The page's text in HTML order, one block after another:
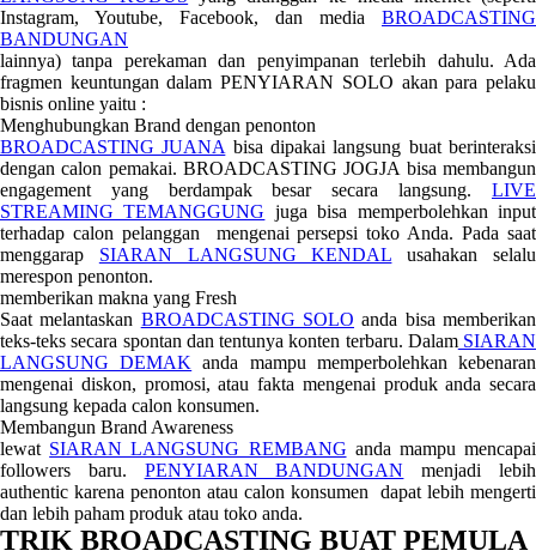
Instagram, Youtube, Facebook, dan media BROADCASTING
BANDUNGAN
lainnya) tanpa perekaman dan penyimpanan terlebih dahulu. Ada
fragmen keuntungan dalam PENYIARAN SOLO akan para pelaku
bisnis online yaitu :
Menghubungkan Brand dengan penonton
BROADCASTING JUANA bisa dipakai langsung buat berinteraksi
dengan calon pemakai. BROADCASTING JOGJA bisa membangun
engagement yang berdampak besar secara langsung. LIVE
STREAMING TEMANGGUNG juga bisa memperbolehkan input
terhadap calon pelanggan mengenai persepsi toko Anda. Pada saat
menggarap SIARAN LANGSUNG KENDAL usahakan selalu
merespon penonton.
memberikan makna yang Fresh
Saat melantaskan BROADCASTING SOLO anda bisa memberikan
teks-teks secara spontan dan tentunya konten terbaru. DalamSIARAN
LANGSUNG DEMAK anda mampu memperbolehkan kebenaran
mengenai diskon, promosi, atau fakta mengenai produk anda secara
langsung kepada calon konsumen.
Membangun Brand Awareness
lewat SIARAN LANGSUNG REMBANG anda mampu mencapai
followers baru. PENYIARAN BANDUNGAN menjadi lebih
authentic karena penonton atau calon konsumen dapat lebih mengerti
dan lebih paham produk atau toko anda.
TRIK BROADCASTING BUAT PEMULA